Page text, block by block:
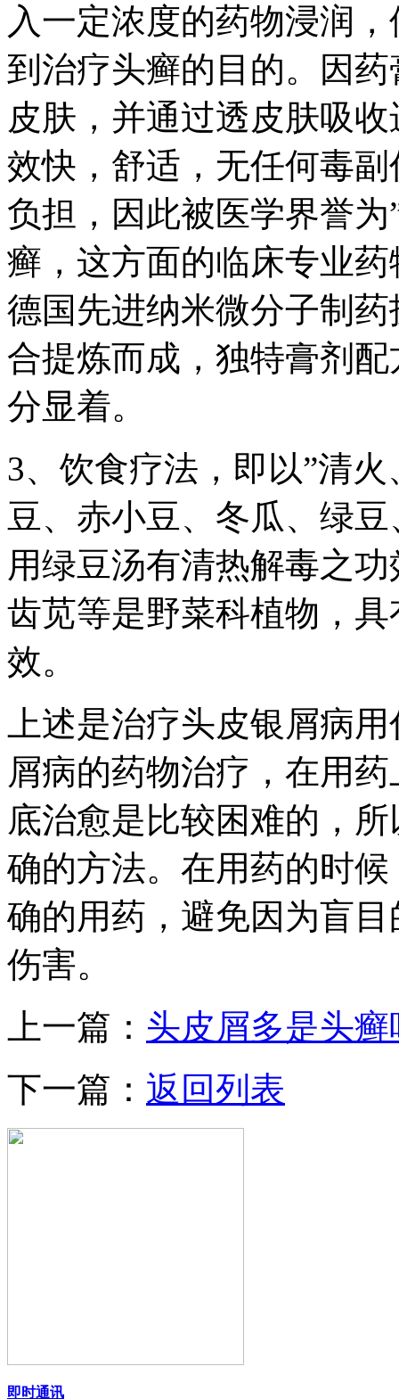
入一定浓度的药物浸润
到治疗头癣的目的。因
皮肤，并通过透皮肤吸
效快，舒适，无任何毒
负担，因此被医学界誉
癣，这方面的临床专业
德国先进纳米微分子制
合提炼而成，独特膏剂
分显着。
3、饮食疗法，即以”清
豆、赤小豆、冬瓜、绿
用绿豆汤有清热解毒之
齿苋等是野菜科植物，
效。
上述是治疗头皮银屑病
屑病的药物治疗，在用
底治愈是比较困难的，
确的方法。在用药的时
确的用药，避免因为盲
伤害。
上一篇： 头皮屑多是头癣
下一篇： 返回列表
即时通讯